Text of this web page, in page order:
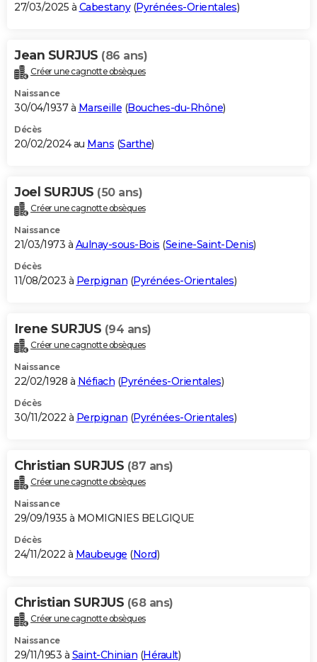
27/03/2025 à Cabestany(Pyrénées-Orientales)
Jean SURJUS (86 ans)
Créer une cagnotte obsèques
Naissance
30/04/1937 à Marseille (Bouches-du-Rhône)
Décès
20/02/2024 au Mans (Sarthe)
Joel SURJUS (50 ans)
Créer une cagnotte obsèques
Naissance
21/03/1973 à Aulnay-sous-Bois (Seine-Saint-Denis)
Décès
11/08/2023 à Perpignan (Pyrénées-Orientales)
Irene SURJUS (94 ans)
Créer une cagnotte obsèques
Naissance
22/02/1928 à Néfiach (Pyrénées-Orientales)
Décès
30/11/2022 à Perpignan (Pyrénées-Orientales)
Christian SURJUS (87 ans)
Créer une cagnotte obsèques
Naissance
29/09/1935 à MOMIGNIES BELGIQUE
Décès
24/11/2022 à Maubeuge (Nord)
Christian SURJUS (68 ans)
Créer une cagnotte obsèques
Naissance
29/11/1953 à Saint-Chinian (Hérault)